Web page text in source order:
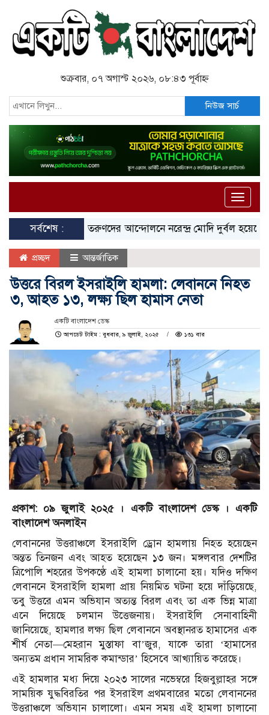
শুক্রবার, ০৭ অগাস্ট ২০২৬, ০৮:৪৩ পূর্বাহ্ন
নিউজ সার্চ
Toggle
সর্বশেষ :
তরুণদের আন্দোলনে নরেন্দ্র মোদি দুর্বল হয়েছেন:
প্রচ্ছদ আন্তর্জাতিক
উত্তরে বিরল ইসরাইলি হামলা: লেবাননে নিহত
৩, আহত ১৩, লক্ষ্য ছিল হামাস নেতা
একটি বাংলাদেশ ডেস্ক
আপডেট টাইম : বুধবার, ৯ জুলাই, ২০২৫
১৩১ বার
প্রকাশ: ০৯ জুলাই ২০২৫ । একটি বাংলাদেশ ডেস্ক । একটি
বাংলাদেশ অনলাইন
লেবাননের উত্তরাঞ্চলে ইসরাইলি ড্রোন হামলায় নিহত হয়েছেন
অন্তত তিনজন এবং আহত হয়েছেন ১৩ জন। মঙ্গলবার দেশটির
ত্রিপোলি শহরের উপকণ্ঠে এই হামলা চালানো হয়। যদিও দক্ষিণ
লেবাননে ইসরাইলি হামলা প্রায় নিয়মিত ঘটনা হয়ে দাঁড়িয়েছে,
তবু উত্তরে এমন অভিযান অত্যন্ত বিরল এবং তা এক ভিন্ন মাত্রা
এনে দিয়েছে চলমান উত্তেজনায়। ইসরাইলি সেনাবাহিনী
জানিয়েছে, হামলার লক্ষ্য ছিল লেবাননে অবস্থানরত হামাসের এক
শীর্ষ নেতা—মেহরান মুস্তাফা বা’জুর, যাকে তারা ‘হামাসের
অন্যতম প্রধান সামরিক কমান্ডার’ হিসেবে আখ্যায়িত করেছে।
এই হামলার মধ্য দিয়ে ২০২৩ সালের নভেম্বরে হিজবুল্লাহর সঙ্গে
সাময়িক যুদ্ধবিরতির পর ইসরাইল প্রথমবারের মতো লেবাননের
উত্তরাঞ্চলে অভিযান চালালো। এমন সময় এই হামলা চালানো